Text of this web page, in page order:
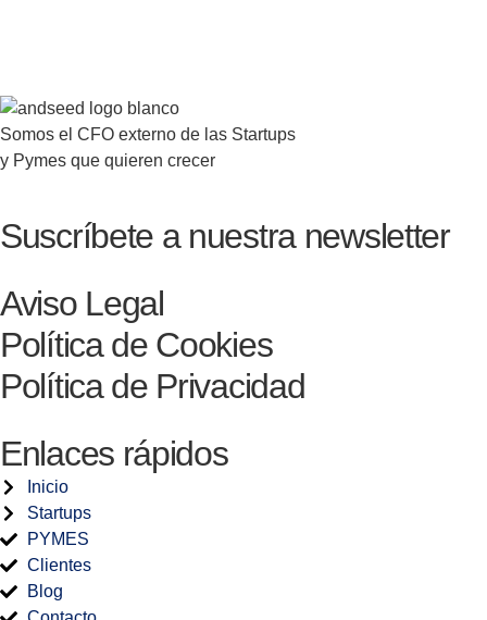
Somos el CFO externo de las Startups
y Pymes que quieren crecer
Suscríbete a nuestra newsletter
Aviso Legal
Política de Cookies
Política de Privacidad
Enlaces rápidos
Inicio
Startups
PYMES
Clientes
Blog